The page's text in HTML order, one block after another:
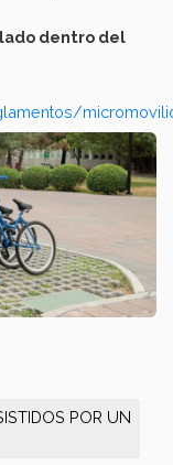
dentro del
POR UN